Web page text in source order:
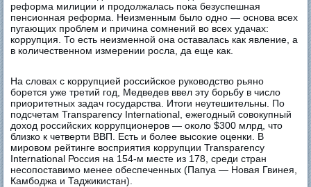
реформа милиции и продолжалась пока безуспешная
пенсионная реформа. Неизменным было одно — основа всех
пугающих проблем и причина сомнений во всех удачах:
коррупция. То есть неизменной она оставалась как явление, а
в количественном измерении росла, да еще как.
На словах с коррупцией российское руководство рьяно
борется уже третий год, Медведев ввел эту борьбу в число
приоритетных задач государства. Итоги неутешительны. По
подсчетам Transparency International, ежегодный совокупный
доход российских коррупционеров — около $300 млрд, что
близко к четверти ВВП. Есть и более высокие оценки. В
мировом рейтинге восприятия коррупции Transparency
International Россия на 154-м месте из 178, среди стран
несопоставимо менее обеспеченных (Папуа — Новая Гвинея,
Камбоджа и Таджикистан).